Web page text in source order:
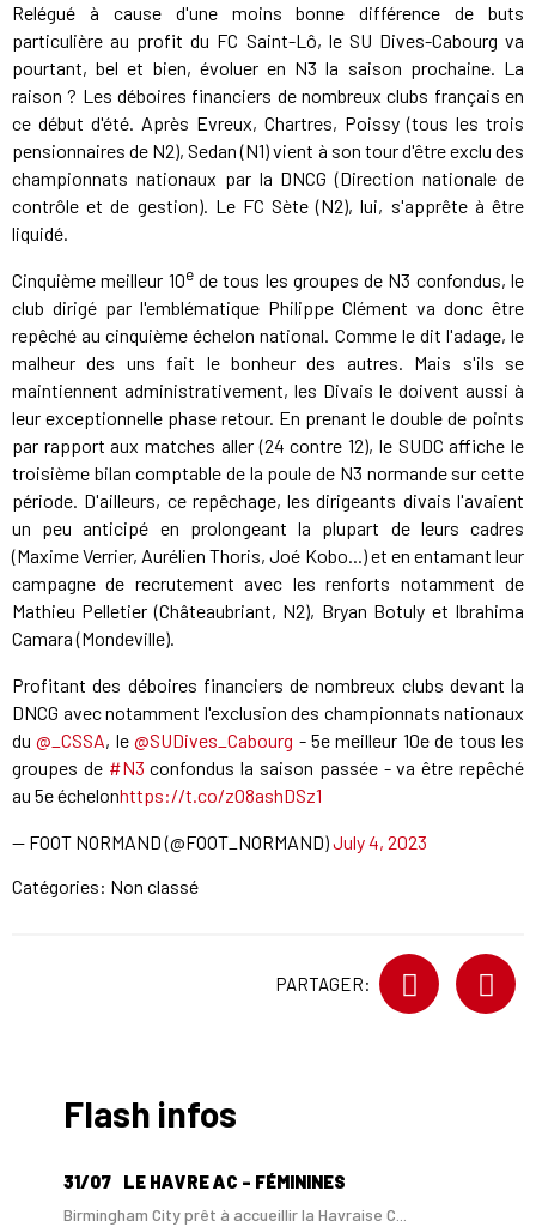
Relégué à cause d'une moins bonne différence de buts
particulière au profit du FC Saint-Lô, le SU Dives-Cabourg va
pourtant, bel et bien, évoluer en N3 la saison prochaine. La
raison ? Les déboires financiers de nombreux clubs français en
ce début d'été. Après Evreux, Chartres, Poissy (tous les trois
pensionnaires de N2), Sedan (N1) vient à son tour d'être exclu des
championnats nationaux par la DNCG (Direction nationale de
contrôle et de gestion). Le FC Sète (N2), lui, s'apprête à être
liquidé.
Cinquième meilleur 10ede tous les groupes de N3 confondus, le
club dirigé par l'emblématique Philippe Clément va donc être
repêché au cinquième échelon national. Comme le dit l'adage, le
malheur des uns fait le bonheur des autres. Mais s'ils se
maintiennent administrativement, les Divais le doivent aussi à
leur exceptionnelle phase retour. En prenant le double de points
par rapport aux matches aller (24 contre 12), le SUDC affiche le
troisième bilan comptable de la poule de N3 normande sur cette
période. D'ailleurs, ce repêchage, les dirigeants divais l'avaient
un peu anticipé en prolongeant la plupart de leurs cadres
(Maxime Verrier, Aurélien Thoris, Joé Kobo...) et en entamant leur
campagne de recrutement avec les renforts notamment de
Mathieu Pelletier (Châteaubriant, N2), Bryan Botuly et Ibrahima
Camara (Mondeville).
Profitant des déboires financiers de nombreux clubs devant la
DNCG avec notamment l'exclusion des championnats nationaux
du@_CSSA, le@SUDives_Cabourg - 5e meilleur 10e de tous les
groupes de #N3 confondus la saison passée - va être repêché
au 5e échelonhttps://t.co/zO8ashDSz1
— FOOT NORMAND (@FOOT_NORMAND)July 4, 2023
Catégories: Non classé
PARTAGER:
Flash infos
31/07 LE HAVRE AC - FÉMININES
Birmingham City prêt à accueillir la Havraise C...